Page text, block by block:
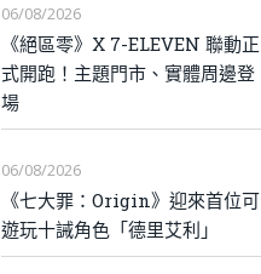
06/08/2026
《絕區零》X 7-ELEVEN 聯動正
式開跑！主題門市、實體周邊登
場
06/08/2026
《七大罪：Origin》迎來首位可
遊玩十誡角色「德里艾利」